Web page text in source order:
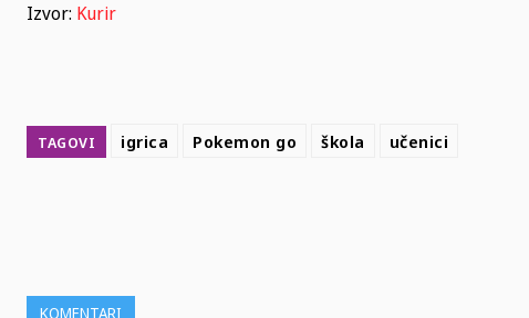
Izvor: Kurir
TAGOVI igrica Pokemon go škola učenici
KOMENTARI